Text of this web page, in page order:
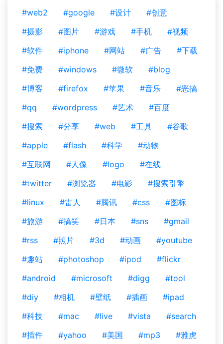
#web2 #google #设计
#创意
#摄影
#图片 #游戏 #手机
#视频
#软件
#iphone #网站 #广告
#下载
#免费
#windows #微软
#blog
#博客
#firefox #苹果 #音乐
#恶搞
#qq
#wordpress #艺术
#百度
#搜索
#分享 #web #工具
#谷歌
#apple
#flash #科学
#动物
#互联网
#人像 #logo
#在线
#twitter
#浏览器 #电影
#搜索引擎
#linux
#雷人 #腾讯 #css
#图标
#旅游
#搞笑 #日本 #sns
#gmail
#rss
#照片 #3d #动画
#youtube
#趣站
#photoshop #ipod
#flickr
#android
#microsoft #digg
#tool
#diy
#相机 #壁纸 #插画
#ipad
#科技
#mac #live #vista
#search
#插件
#yahoo #美国 #mp3
#雅虎